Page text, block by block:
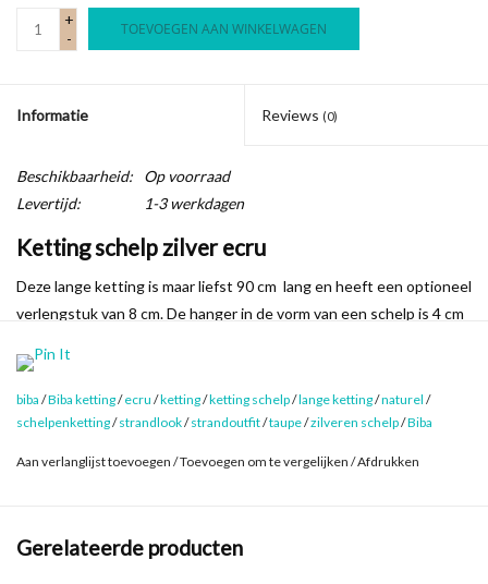
+
-
TOEVOEGEN AAN WINKELWAGEN
Informatie Reviews (0)
Beschikbaarheid:
Op voorraad
Levertijd:
1-3 werkdagen
Ketting schelp zilver ecru
Deze lange ketting is maar liefst 90 cm lang en heeft een optioneel
verlengstuk van 8 cm. De hanger in de vorm van een schelp is 4 cm
strandlook in naturel of als subtiele uiting van je liefde voor strand
en zee...
Lengte: 90+8cm verlengstuk
art.nr.60231mix2
biba /Biba ketting/ecru /ketting/ketting schelp/lange ketting/naturel /
schelpenketting/strandlook/strandoutfit/taupe/zilveren schelp/Biba
Aan verlanglijst toevoegen /Toevoegen om te vergelijken /Afdrukken
Gerelateerde producten